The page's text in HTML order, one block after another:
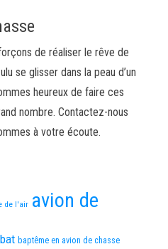
de réaliser le rêve de
se glisser dans la peau d’un
heureux de faire ces
nombre. Contactez-nous
à votre écoute.
de l'air avion de
baptême en avion de chasse